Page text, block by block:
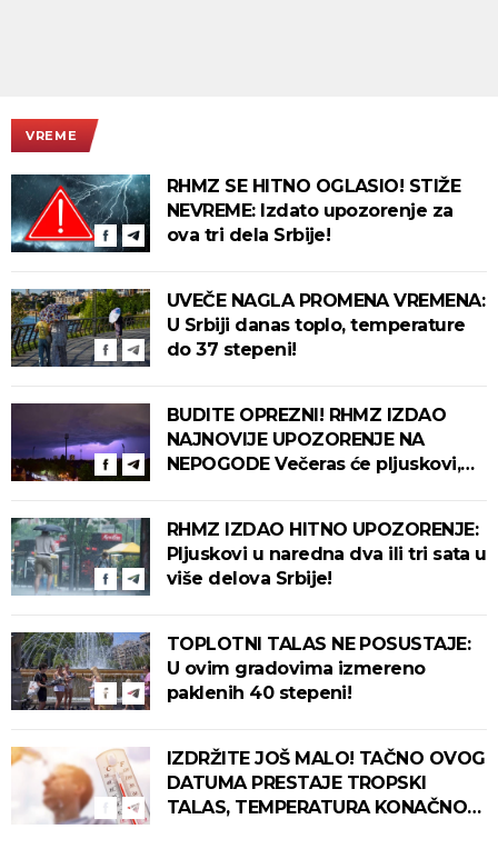
VREME
RHMZ SE HITNO OGLASIO! STIŽE
NEVREME: Izdato upozorenje za
ova tri dela Srbije!
UVEČE NAGLA PROMENA VREMENA:
U Srbiji danas toplo, temperature
do 37 stepeni!
BUDITE OPREZNI! RHMZ IZDAO
NAJNOVIJE UPOZORENJE NA
NEPOGODE Večeras će pljuskovi,
RHMZ IZDAO HITNO UPOZORENJE:
Pljuskovi u naredna dva ili tri sata u
više delova Srbije!
TOPLOTNI TALAS NE POSUSTAJE:
U ovim gradovima izmereno
paklenih 40 stepeni!
IZDRŽITE JOŠ MALO! TAČNO OVOG
DATUMA PRESTAJE TROPSKI
TALAS, TEMPERATURA KONAČNO